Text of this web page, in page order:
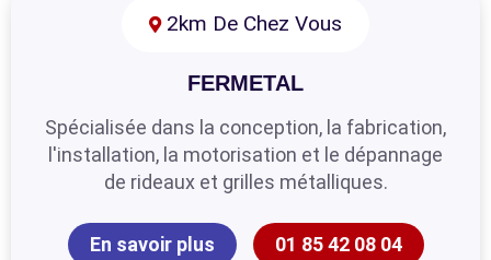
2km De Chez Vous
FERMETAL
Spécialisée dans la conception, la fabrication,
l'installation, la motorisation et le dépannage
de rideaux et grilles métalliques.
En savoir plus 01 85 42 08 04